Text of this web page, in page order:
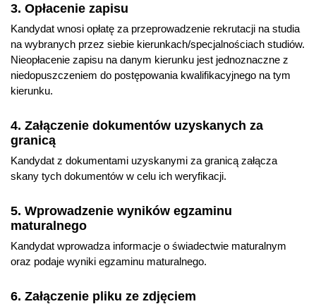
3. Opłacenie zapisu
Kandydat wnosi opłatę za przeprowadzenie rekrutacji na studia
na wybranych przez siebie kierunkach/specjalnościach studiów.
Nieopłacenie zapisu na danym kierunku jest jednoznaczne z
niedopuszczeniem do postępowania kwalifikacyjnego na tym
kierunku.
4. Załączenie dokumentów uzyskanych za
granicą
Kandydat z dokumentami uzyskanymi za granicą załącza
skany tych dokumentów w celu ich weryfikacji.
5. Wprowadzenie wyników egzaminu
maturalnego
Kandydat wprowadza informacje o świadectwie maturalnym
oraz podaje wyniki egzaminu maturalnego.
6. Załączenie pliku ze zdjęciem